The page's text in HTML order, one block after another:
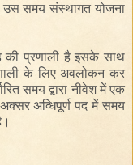
समय संस्थागत योजना
प्रणाली है इसके साथ
के लिए अवलोकन कर
समय द्बारा नीवेश में एक
अव्धिपूर्णपद मेंसमय